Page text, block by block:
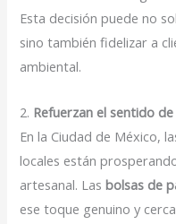
Esta decisión puede no
sino también fidelizar a
ambiental.
2. Refuerzan el sentido
En la Ciudad de México,
locales están
artesanal. Lasbolsas de
ese toque genuino y